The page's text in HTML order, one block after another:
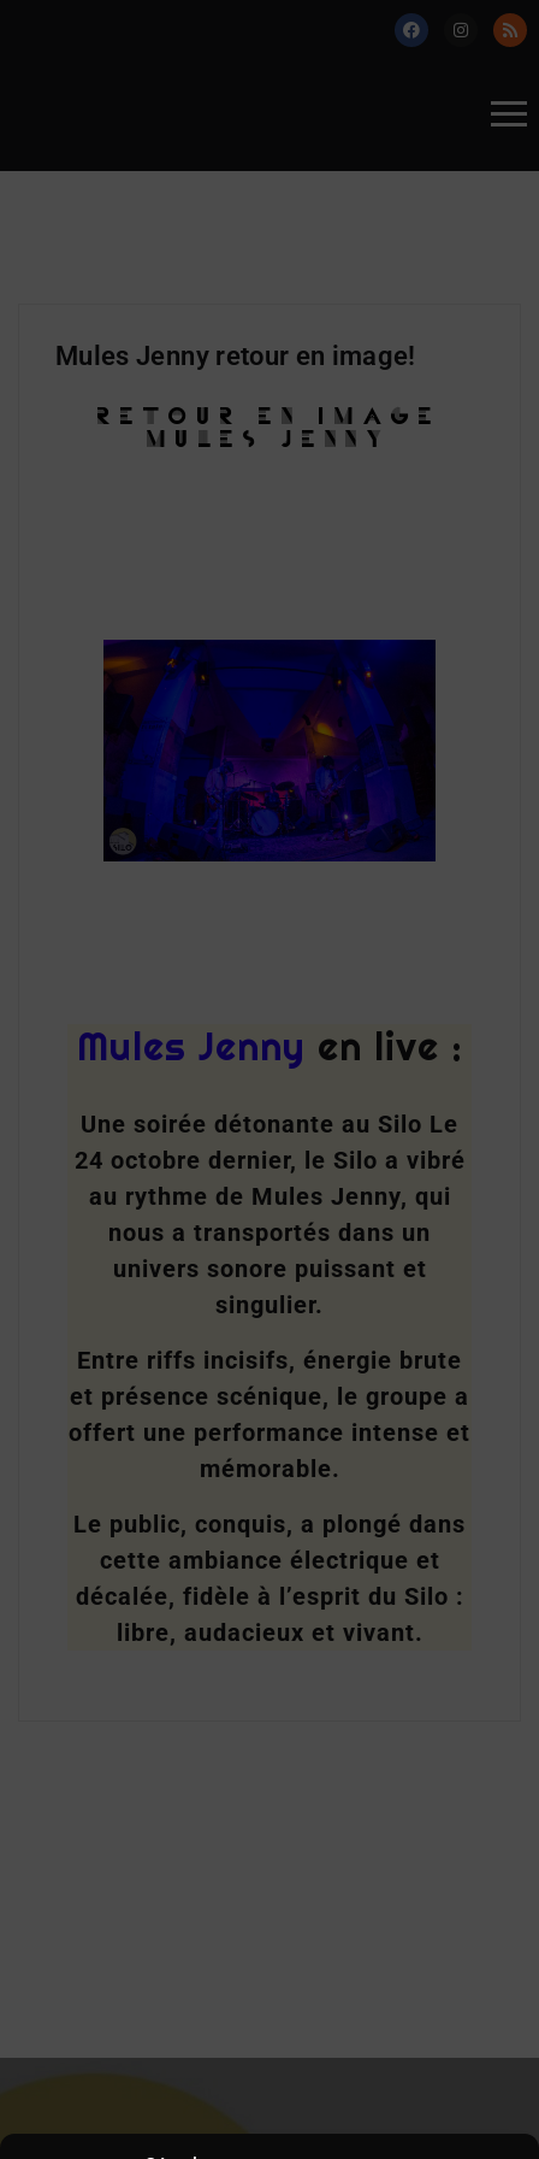
Mules Jenny retour en image!
RETOUR EN IMAGE
MULES JENNY
Mules Jenny en live :
Une soirée détonante au Silo Le
24 octobre dernier, le Silo a vibré
au rythme de Mules Jenny, qui
nous a transportés dans un
univers sonore puissant et
singulier.
Entre riffs incisifs, énergie brute
et présence scénique, le groupe a
offert une performance intense et
mémorable.
Le public, conquis, a plongé dans
cette ambiance électrique et
décalée, fidèle à l’esprit du Silo :
libre, audacieux et vivant.